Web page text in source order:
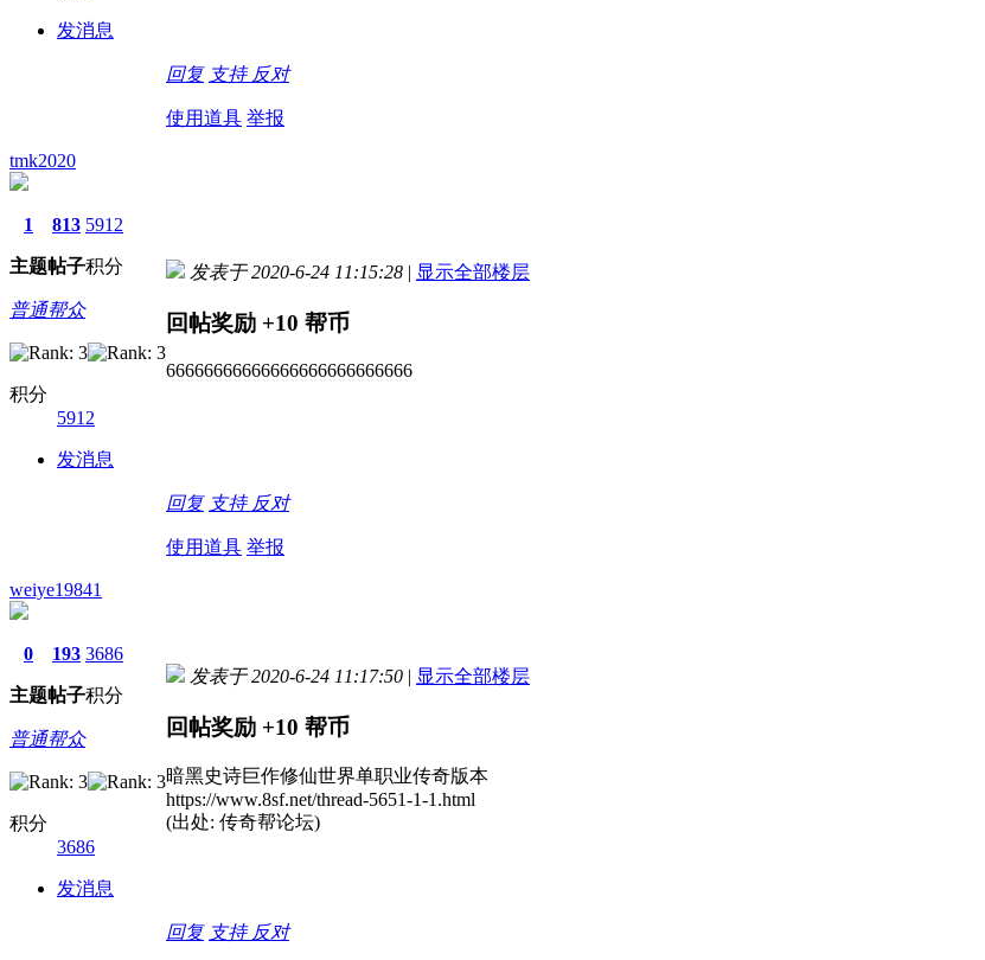
发消息
回复 支持 反对
使用道具 举报
tmk2020
1
主题
813
帖子
5912
积分
普通帮众
积分
5912
发消息
发表于 2020-6-24 11:15:28 | 显示全部楼层
回帖奖励 +10 帮币
66666666666666666666666666
回复 支持 反对
使用道具 举报
weiye19841
0
主题
193
帖子
3686
积分
普通帮众
积分
3686
发消息
发表于 2020-6-24 11:17:50 | 显示全部楼层
回帖奖励 +10 帮币
暗黑史诗巨作修仙世界单职业传奇版本
https://www.8sf.net/thread-5651-1-1.html
(出处: 传奇帮论坛)
回复 支持 反对